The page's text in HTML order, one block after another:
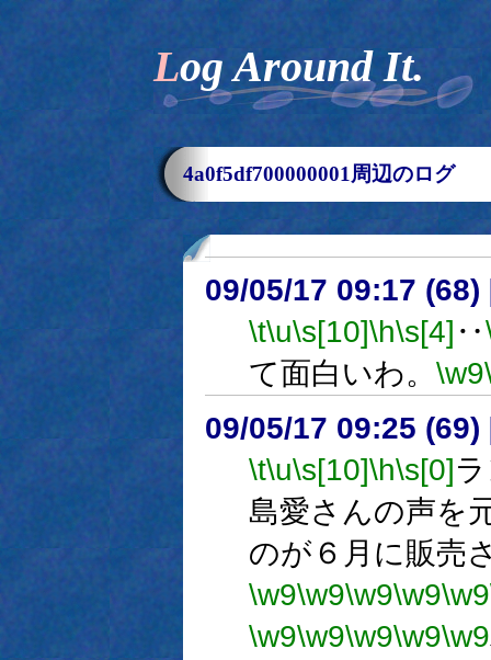
Log Around It.
4a0f5df700000001周辺のログ
09/05/17 09:17 (68)
\t\u\s[10]\h\s[4] ‥
て面白いわ。 \w9
09/05/17 09:25 (69)
\t\u\s[10]\h\s[0]
島愛さんの声を
のが６月に販売
\w9\w9\w9\w9\w9
\w9\w9\w9\w9\w9